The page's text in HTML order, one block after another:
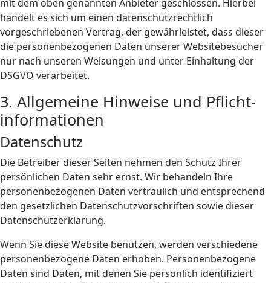
mit dem oben genannten Anbieter geschlossen. Hierbei
handelt es sich um einen datenschutzrechtlich
vorgeschriebenen Vertrag, der gewährleistet, dass dieser
die personenbezogenen Daten unserer Websitebesucher
nur nach unseren Weisungen und unter Einhaltung der
DSGVO verarbeitet.
3. Allgemeine Hinweise und Pflicht­
informationen
Datenschutz
Die Betreiber dieser Seiten nehmen den Schutz Ihrer
persönlichen Daten sehr ernst. Wir behandeln Ihre
personenbezogenen Daten vertraulich und entsprechend
den gesetzlichen Datenschutzvorschriften sowie dieser
Datenschutzerklärung.
Wenn Sie diese Website benutzen, werden verschiedene
personenbezogene Daten erhoben. Personenbezogene
Daten sind Daten, mit denen Sie persönlich identifiziert